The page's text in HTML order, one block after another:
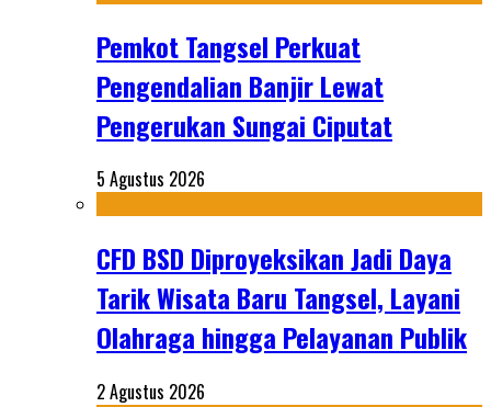
Pemkot Tangsel Perkuat
Pengendalian Banjir Lewat
Pengerukan Sungai Ciputat
5 Agustus 2026
CFD BSD Diproyeksikan Jadi Daya
Tarik Wisata Baru Tangsel, Layani
Olahraga hingga Pelayanan Publik
2 Agustus 2026